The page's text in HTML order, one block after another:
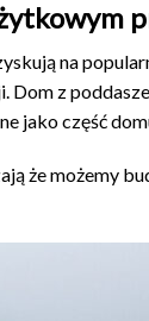
na
Dom z
jako część
że możemy